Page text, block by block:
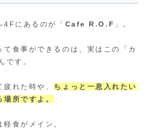
4Fにあるのが「 Cafe R.O.F 」。
て食事ができるのは、実はこの「カ
です。
れた時や、 ちょっと一息入れたい
所ですよ。
食がメイン。